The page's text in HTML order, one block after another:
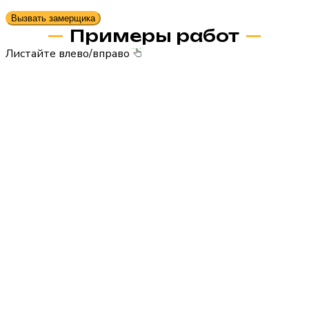
Вызвать замерщика
Примеры работ
Листайте влево/вправо